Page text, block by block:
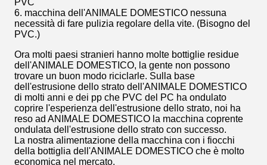
PVC
6. macchina dell'ANIMALE DOMESTICO nessuna
necessità di fare pulizia regolare della vite. (Bisogno del
PVC.)
Ora molti paesi stranieri hanno molte bottiglie residue
dell'ANIMALE DOMESTICO, la gente non possono
trovare un buon modo riciclarle. Sulla base
dell'estrusione dello strato dell'ANIMALE DOMESTICO
di molti anni e dei pp che PVC del PC ha ondulato
coprire l'esperienza dell'estrusione dello strato, noi ha
reso ad ANIMALE DOMESTICO la macchina coprente
ondulata dell'estrusione dello strato con successo.
La nostra alimentazione della macchina con i fiocchi
della bottiglia dell'ANIMALE DOMESTICO che è molto
economica nel mercato.